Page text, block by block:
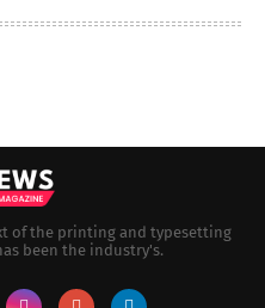
of the printing and typesetting
been the industry's.